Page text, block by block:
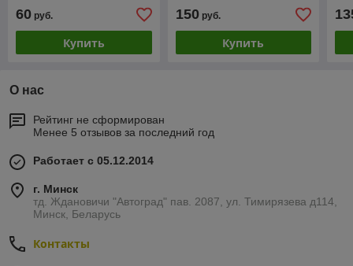
60 руб.
Купить
150руб.
Купить
О нас
Рейтинг не сформирован
Менее 5 отзывов за последний год
Работает с 05.12.2014
г. Минск
тд. Ждановичи "Автоград" пав. 2087, ул. Тимирязева д114,
Минск, Беларусь
Контакты